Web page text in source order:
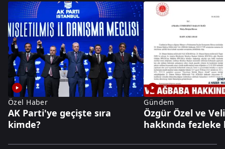
Özel Haber
AK Parti'ye geçişte sıra
kimde?
Gündem
Özgür Özel ve
hakkında fezleke